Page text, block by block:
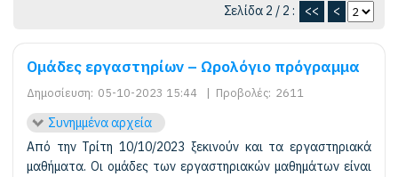
Σελίδα 2 / 2 : << <
Ομάδες εργαστηρίων – Ωρολόγιο πρόγραμμα
Δημοσίευση: 05-10-2023 15:44 | Προβολές: 2611
Συνημμένα αρχεία
Από την Τρίτη 10/10/2023 ξεκινούν και τα εργαστηριακά
μαθήματα. Οι ομάδες των εργαστηριακών μαθημάτων είναι